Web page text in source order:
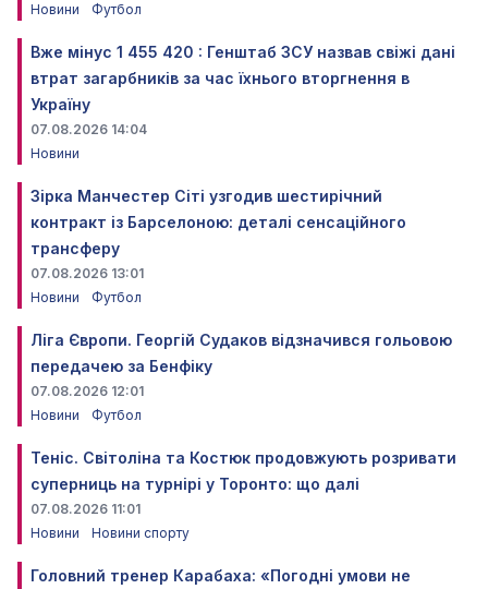
Новини
Футбол
Вже мінус 1 455 420 : Генштаб ЗСУ назвав свіжі дані
втрат загарбників за час їхнього вторгнення в
Україну
07.08.2026 14:04
Новини
Зірка Манчестер Сіті узгодив шестирічний
контракт із Барселоною: деталі сенсаційного
трансферу
07.08.2026 13:01
Новини
Футбол
Ліга Європи. Георгій Судаков відзначився гольовою
передачею за Бенфіку
07.08.2026 12:01
Новини
Футбол
Теніс. Світоліна та Костюк продовжують розривати
суперниць на турнірі у Торонто: що далі
07.08.2026 11:01
Новини
Новини спорту
Головний тренер Карабаха: «Погодні умови не